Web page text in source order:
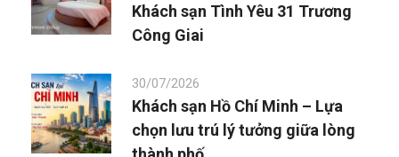
Khách sạn Tình Yêu 31 Trương
Công Giai
30/07/2026
Khách sạn Hồ Chí Minh – Lựa
chọn lưu trú lý tưởng giữa lòng